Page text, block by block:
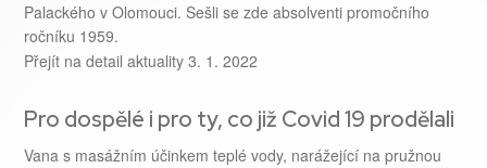
Palackého v Olomouci. Sešli se zde absolventi promočního
ročníku 1959.
Přejít na detail aktuality 3. 1. 2022
Pro dospělé i pro ty, co již Covid 19 prodělali
Vana s masážním účinkem teplé vody, narážející na pružnou